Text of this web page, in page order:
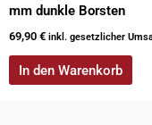
mm dunkle Borsten
69,90 € inkl. gesetzlicher
In den Warenkorb